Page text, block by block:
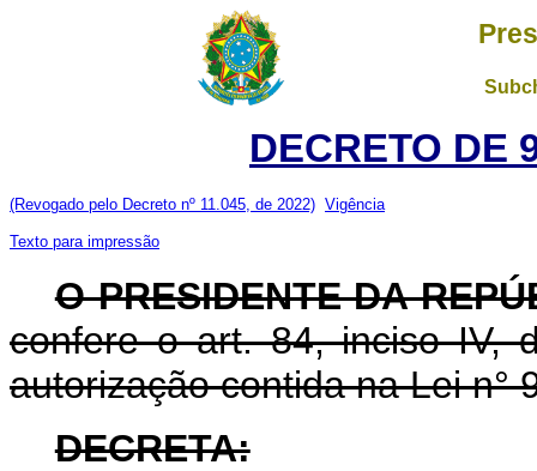
DECRETO DE
(Revogado pelo Decreto nº 11.045, de 2022) Vigência
Texto para impressão
O PRESIDENTE DA
confere o art. 84, inciso IV,
autorização contida na Lei n°
DECRETA: